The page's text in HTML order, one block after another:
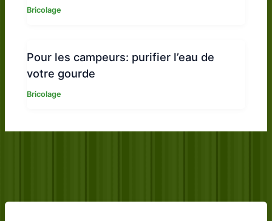
Bricolage
Pour les campeurs: purifier l’eau de
votre gourde
Bricolage